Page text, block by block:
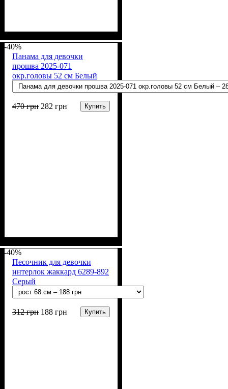
Эластан
-40%
Панама для девочки
прошва 2025-071
окр.головы 52 см Белый
470грн 282 грн Купить
-40%
Песочник для девочки
интерлок жаккард 6289-892
Серый
312грн 188 грн Купить